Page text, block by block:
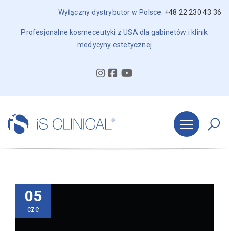
Wyłączny dystrybutor w Polsce: +48 22 230 43 36
Profesjonalne kosmeceutyki z USA dla gabinetów i klinik
medycyny estetycznej
05
cze